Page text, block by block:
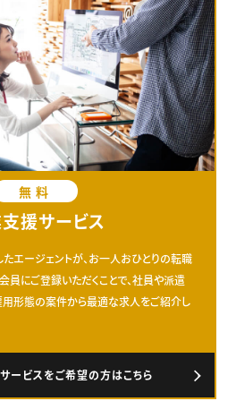
無料
援サービス
エージェントが、お一人おひとりの転職
員にご登録いただくことで、社員や派遣
用形態の案件から最適な求人をご紹介し
ービスをご希望の方はこちら